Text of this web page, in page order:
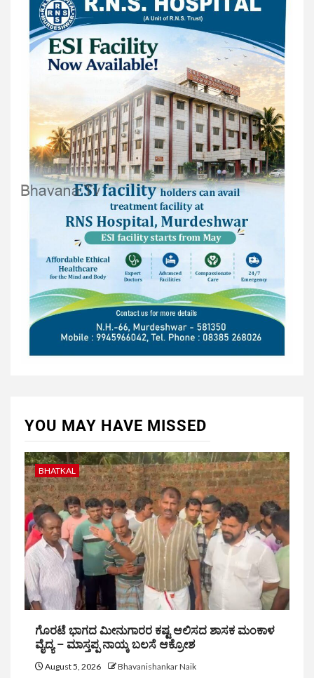
YOU MAY HAVE MISSED
BHATKAL
ಗೊರಟೆ ಭಾಗದ ಮೀನುಗಾರರ ಕಷ್ಟ ಆಲಿಸದ ಶಾಸಕ ಮಂಕಾಳ
ವೈದ್ಯ – ಮಾಸ್ತಪ್ಪ ನಾಯ್ಕ ಬಲಸೆ ಆಕ್ರೋಶ
August 5, 2026 Bhavanishankar Naik